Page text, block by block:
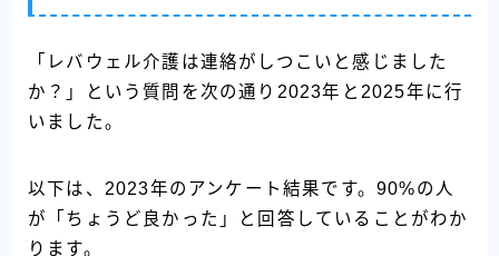
「レバウェル介護は連絡がしつこいと感じました
か？」という質問を次の通り2023年と2025年に行
いました。
以下は、2023年のアンケート結果です。90%の人
が「ちょうど良かった」と回答していることがわか
ります。